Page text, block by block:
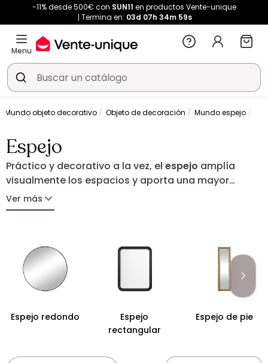
-11% desde 500€ con SUN11 en productos Vente-unique
Termina en: 03d 07h 34m 57s
Menu
Mundo objeto decorativo Objeto de decoración Mundo espejo
Espejo
Práctico y decorativo a la vez, el espejo amplía
visualmente los espacios y aporta una mayor
sensación de luminosidad al hogar. En el recibidor,
el salón, el dormitorio o el cuarto de baño, encaja
espejo perfecto para realzar y embellecer cualquier
estancia.
Ver más
Espejo redondo
Espejo
rectangular
Espejo de pie